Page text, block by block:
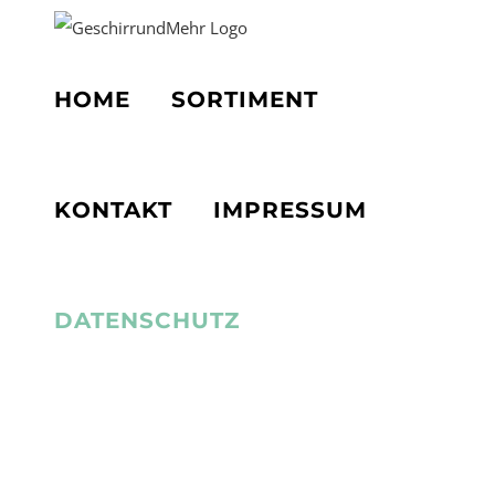
HOME SORTIMENT
KONTAKT IMPRESSUM
DATENSCHUTZ